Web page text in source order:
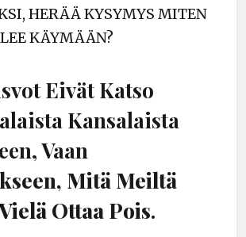
HERÄÄ KYSYMYS MITEN
KÄYMÄÄN?
Eivät Katso
Kansalaista
Vaan
Mitä Meiltä
Ottaa Pois.